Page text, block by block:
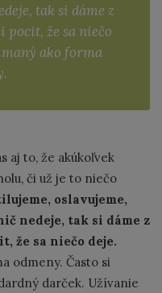
tak si dáme z
pocit, že sa niečo
ako forma
aj to, že akúkoľvek
či už je to niečo
oslavujeme,
nedeje, tak si dáme z
že sa niečo deje.
odmeny. Často si
darček. Užívanie